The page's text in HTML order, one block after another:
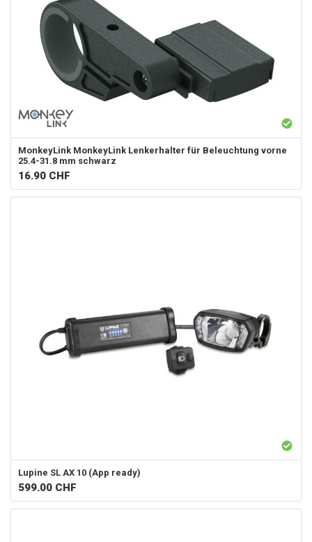
MonkeyLink MonkeyLink Lenkerhalter für Beleuchtung vorne
25.4-31.8 mm schwarz
16.90 CHF
Lupine SL AX 10 (App ready)
599.00 CHF